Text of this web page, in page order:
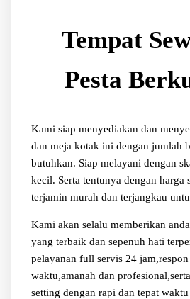
Tempat
Pesta
Kami siap menyediakan dan
dan meja kotak ini dengan jumlah
butuhkan. Siap melayani dengan
kecil. Serta tentunya dengan harga
terjamin murah dan terjangkau
Kami akan selalu memberikan
yang terbaik dan sepenuh hati
pelayanan full servis 24 jam,respon
waktu,amanah dan
setting dengan rapi dan tepat